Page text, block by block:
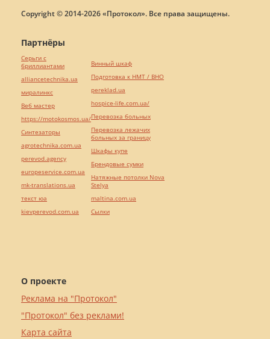
Copyright © 2014-2026 «Протокол». Все права защищены.
О проекте
Реклама на "Протокол"
"Протокол" без реклами!
Карта сайта
Партнёры
Серьги с
бриллиантами
alliancetechnika.ua
миралинкс
Веб мастер
https://motokosmos.ua/
Синтезаторы
agrotechnika.com.ua
perevod.agency
europeservice.com.ua
mk-translations.ua
текст юа
kievperevod.com.ua
Винный шкаф
Подготовка к НМТ / ВНО
pereklad.ua
hospice-life.com.ua/
Перевозка больных
Перевозка лежачих
больных за границу
Шкафы купе
Брендовые сумки
Натяжные потолки Nova
Stelya
maltina.com.ua
Cылки